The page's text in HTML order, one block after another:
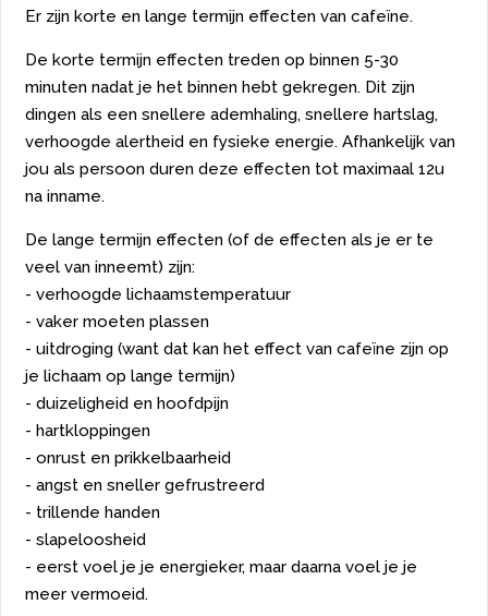
Er zijn korte en lange termijn effecten van cafeïne.
De korte termijn effecten treden op binnen 5-30
minuten nadat je het binnen hebt gekregen. Dit zijn
dingen als een snellere ademhaling, snellere hartslag,
verhoogde alertheid en fysieke energie. Afhankelijk van
jou als persoon duren deze effecten tot maximaal 12u
na inname.
De lange termijn effecten (of de effecten als je er te
veel van inneemt) zijn:
- verhoogde lichaamstemperatuur
- vaker moeten plassen
- uitdroging (want dat kan het effect van cafeïne zijn op
je lichaam op lange termijn)
- duizeligheid en hoofdpijn
- hartkloppingen
- onrust en prikkelbaarheid
- angst en sneller gefrustreerd
- trillende handen
- slapeloosheid
- eerst voel je je energieker, maar daarna voel je je
meer vermoeid.